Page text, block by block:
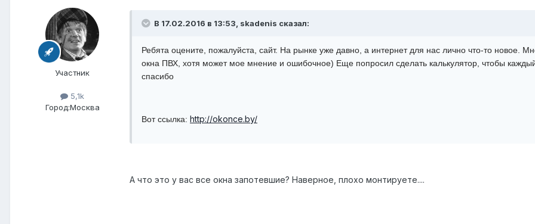
Участник
5,1k
Город:Москва
В 17.02.2016 в 13:53, skadenis сказал:
Ребята оцените, пожалуйста, сайт. На рынке уже давно, а интернет для нас лично что-то новое.
окна ПВХ, хотя может мое мнение и ошибочное) Еще попросил сделать калькулятор, чтобы
спасибо
Вот ссылка: http://okonce.by/
А что это у вас все окна запотевшие? Наверное, плохо монтируете....